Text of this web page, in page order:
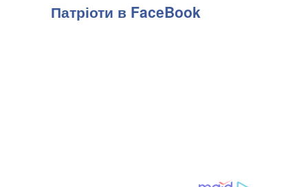
Патріоти в FaceBook